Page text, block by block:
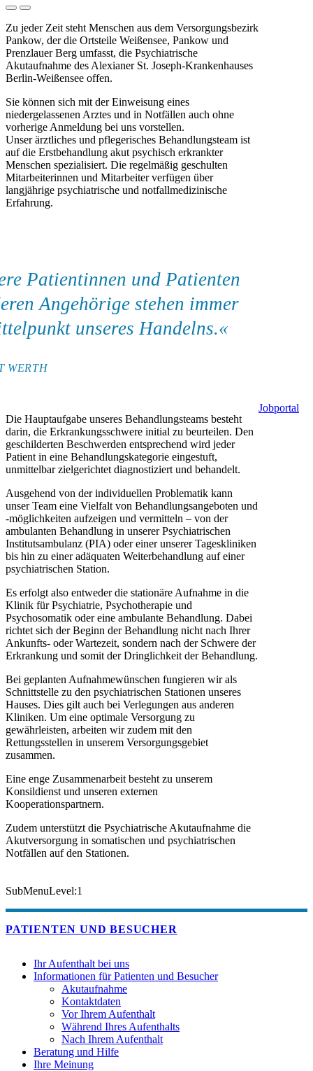
Zu jeder Zeit steht Menschen aus dem Versorgungsbezirk
Pankow, der die Ortsteile Weißensee, Pankow und
Prenzlauer Berg umfasst, die Psychiatrische
Akutaufnahme des Alexianer St. Joseph-Krankenhauses
Berlin-Weißensee offen.
Sie können sich mit der Einweisung eines
niedergelassenen Arztes und in Notfällen auch ohne
vorherige Anmeldung bei uns vorstellen.
Unser ärztliches und pflegerisches Behandlungsteam ist
auf die Erstbehandlung akut psychisch erkrankter
Menschen spezialisiert. Die regelmäßig geschulten
Mitarbeiterinnen und Mitarbeiter verfügen über
langjährige psychiatrische und notfallmedizinische
Erfahrung.
Patientinnen und Patienten
Angehörige stehen immer
unseres Handelns.
WERTH
Die Hauptaufgabe unseres Behandlungsteams besteht
darin, die Erkrankungsschwere initial zu beurteilen. Den
geschilderten Beschwerden entsprechend wird jeder
Patient in eine Behandlungskategorie eingestuft,
unmittelbar zielgerichtet diagnostiziert und behandelt.
Ausgehend von der individuellen Problematik kann
unser Team eine Vielfalt von Behandlungsangeboten und
-möglichkeiten aufzeigen und vermitteln – von der
ambulanten Behandlung in unserer Psychiatrischen
Institutsambulanz (PIA) oder einer unserer Tageskliniken
bis hin zu einer adäquaten Weiterbehandlung auf einer
psychiatrischen Station.
Es erfolgt also entweder die stationäre Aufnahme in die
Klinik für Psychiatrie, Psychotherapie und
Psychosomatik oder eine ambulante Behandlung. Dabei
richtet sich der Beginn der Behandlung nicht nach Ihrer
Ankunfts- oder Wartezeit, sondern nach der Schwere der
Erkrankung und somit der Dringlichkeit der Behandlung.
Bei geplanten Aufnahmewünschen fungieren wir als
Schnittstelle zu den psychiatrischen Stationen unseres
Hauses. Dies gilt auch bei Verlegungen aus anderen
Kliniken. Um eine optimale Versorgung zu
gewährleisten, arbeiten wir zudem mit den
Rettungsstellen in unserem Versorgungsgebiet
zusammen.
Eine enge Zusammenarbeit besteht zu unserem
Konsildienst und unseren externen
Kooperationspartnern.
Zudem unterstützt die Psychiatrische Akutaufnahme die
Akutversorgung in somatischen und psychiatrischen
Notfällen auf den Stationen.
Jobportal
SubMenuLevel:1
PATIENTEN UND BESUCHER
Ihr Aufenthalt bei uns
Informationen für Patienten und Besucher
Akutaufnahme
Kontaktdaten
Vor Ihrem Aufenthalt
Während Ihres Aufenthalts
Nach Ihrem Aufenthalt
Beratung und Hilfe
Ihre Meinung